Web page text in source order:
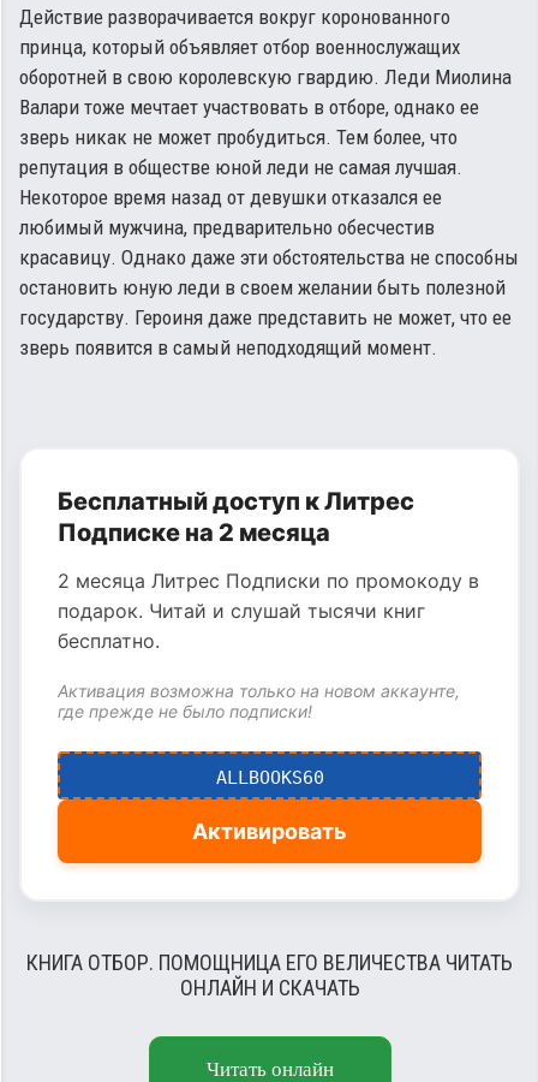
Действие разворачивается вокруг коронованного
принца, который объявляет отбор военнослужащих
оборотней в свою королевскую гвардию. Леди Миолина
Валари тоже мечтает участвовать в отборе, однако ее
зверь никак не может пробудиться. Тем более, что
репутация в обществе юной леди не самая лучшая.
Некоторое время назад от девушки отказался ее
любимый мужчина, предварительно обесчестив
красавицу. Однако даже эти обстоятельства не способны
остановить юную леди в своем желании быть полезной
государству. Героиня даже представить не может, что ее
зверь появится в самый неподходящий момент.
Бесплатный доступ к Литрес
Подписке на 2 месяца
2 месяца Литрес Подписки по промокоду в
подарок. Читай и слушай тысячи книг
бесплатно.
Активация возможна только на новом аккаунте,
где прежде не было подписки!
ALLBOOKS60
Активировать
КНИГА ОТБОР. ПОМОЩНИЦА ЕГО ВЕЛИЧЕСТВА ЧИТАТЬ
ОНЛАЙН И СКАЧАТЬ
Читать онлайн